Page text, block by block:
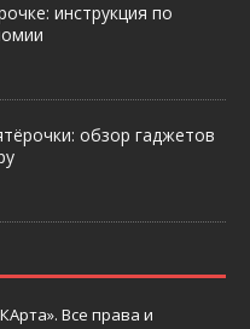
инструкция по
обзор гаджетов
Все права и